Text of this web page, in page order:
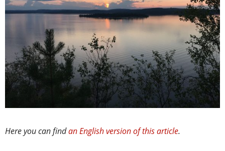
Here you can findan English version of this article.